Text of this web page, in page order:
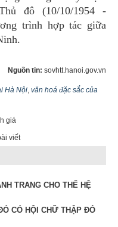
đô (10/10/1954 -
trình hợp tác giữa
Nguồn tin: sovhtt.hanoi.gov.vn
Hà Nội, văn hoá đặc sắc của
giá
viết
TRANG CHO THẾ HỆ
CÓ HỘI CHỮ THẬP ĐỎ